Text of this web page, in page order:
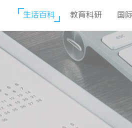
生活百科 教育科研 国